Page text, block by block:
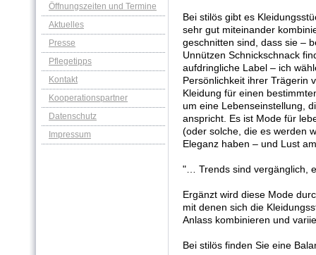
Öffnungszeiten und Termine
Aktuelles
Presse
Pflegetipps
Kontakt
Kooperationspartner
Datenschutz
Impressum
Bei stilös gibt es
sehr gut miteinander
geschnitten sind, dass sie –
Unnützen Schnickschnack
aufdringliche Label – ich
Persönlichkeit ihrer Trägerin
Kleidung für einen
um eine Lebenseinstellung,
anspricht. Es ist Mode für
(oder solche, die es werden
Eleganz haben – und Lust
"… Trends sind vergänglich,
Ergänzt wird diese Mode
mit denen sich die
Anlass kombinieren und
Bei stilös finden Sie eine